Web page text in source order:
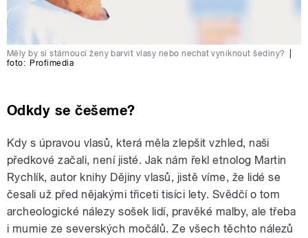
Měly by si stárnoucí ženy barvit vlasy nebo nechat vyniknout šediny?
foto: Profimedia
Odkdy se češeme?
Kdy s úpravou vlasů, která měla zlepšit vzhled, naši
předkové začali, není jisté. Jak nám řekl etnolog Martin
Rychlík, autor knihy Dějiny vlasů, jistě víme, že lidé se
česali už před nějakými třiceti tisíci lety. Svědčí o tom
archeologické nálezy sošek lidí, pravěké malby, ale třeba
i mumie ze severských močálů. Ze všech těchto nálezů